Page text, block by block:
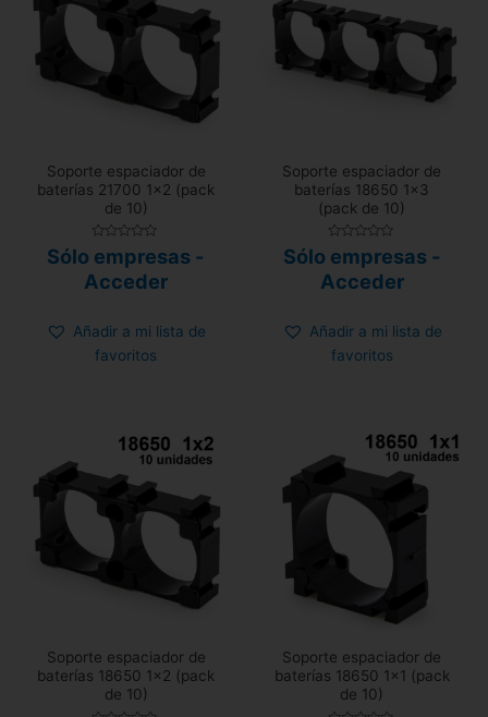
Soporte espaciador de
baterías 21700 1×2 (pack
de 10)
con
0
de
Sólo empresas -
Acceder
Añadir a mi lista de
favoritos
Soporte espaciador de
baterías 18650 1×3
(pack de 10)
con
0
de
Sólo empresas -
Acceder
Añadir a mi lista de
favoritos
Soporte espaciador de
baterías 18650 1×2 (pack
de 10)
Soporte espaciador de
baterías 18650 1×1 (pack
de 10)